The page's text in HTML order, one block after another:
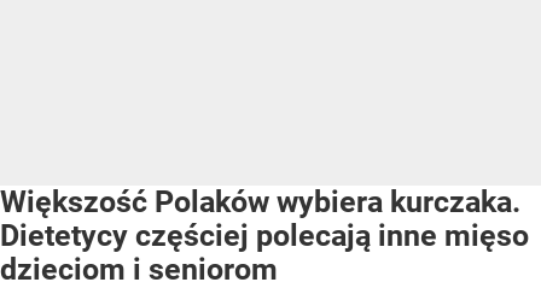
Większość Polaków wybiera kurczaka.
Dietetycy częściej polecają inne mięso
dzieciom i seniorom